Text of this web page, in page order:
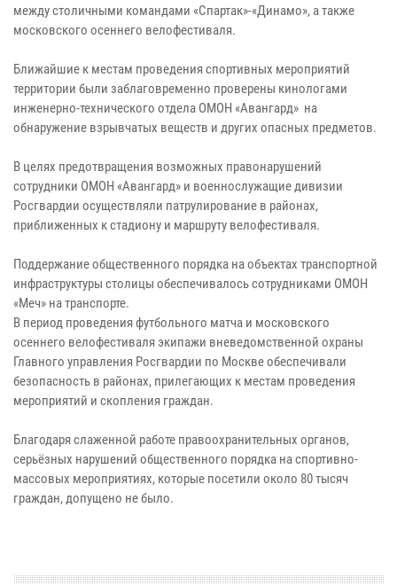
между столичными командами «Спартак»-«Динамо», а также
московского осеннего велофестиваля.
Ближайшие к местам проведения спортивных мероприятий
территории были заблаговременно проверены кинологами
инженерно-технического отдела ОМОН «Авангард» на
обнаружение взрывчатых веществ и других опасных предметов.
В целях предотвращения возможных правонарушений
сотрудники ОМОН «Авангард» и военнослужащие дивизии
Росгвардии осуществляли патрулирование в районах,
приближенных к стадиону и маршруту велофестиваля.
Поддержание общественного порядка на объектах транспортной
инфраструктуры столицы обеспечивалось сотрудниками ОМОН
«Меч» на транспорте.
В период проведения футбольного матча и московского
осеннего велофестиваля экипажи вневедомственной охраны
Главного управления Росгвардии по Москве обеспечивали
безопасность в районах, прилегающих к местам проведения
мероприятий и скопления граждан.
Благодаря слаженной работе правоохранительных органов,
серьёзных нарушений общественного порядка на спортивно-
массовых мероприятиях, которые посетили около 80 тысяч
граждан, допущено не было.